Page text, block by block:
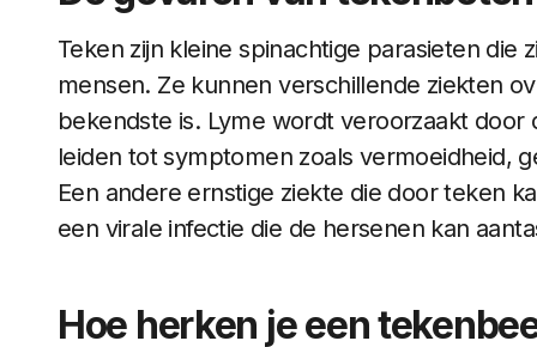
Teken zijn kleine spinachtige parasieten
mensen. Ze kunnen verschillende ziekten
bekendste is. Lyme wordt veroorzaakt
leiden tot symptomen zoals vermoeidheid,
Een andere ernstige ziekte die door teken
een virale infectie die de hersenen kan
Hoe herken je een